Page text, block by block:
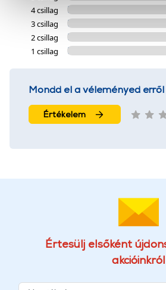
cookie-k személyazonosítására
szolgáltatásaink biztosításához
használatával Ön elfogadja a
További információk:ÁSZFés
4 csillag
3 csillag
2 csillag
1 csillag
Mondd el a véleményed
Értékelem
Értesülj elsőként
akcióinkról